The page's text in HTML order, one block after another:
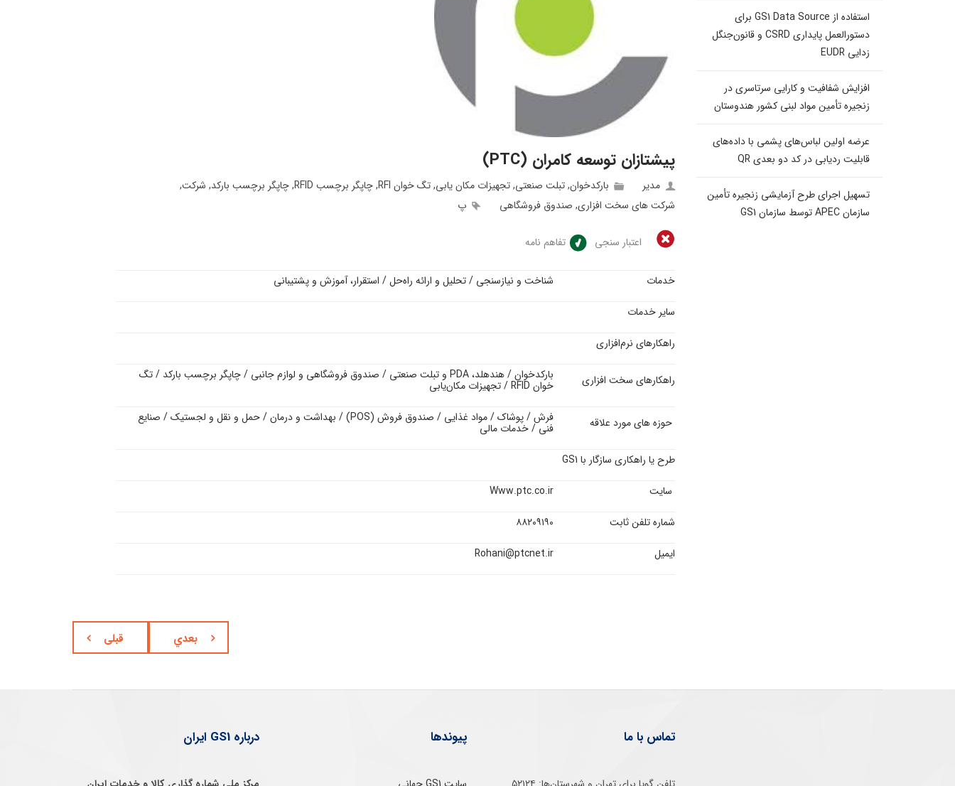
پیشتازان توسعه کامران (PTC)
مدیر بارکدخوان,تبلت صنعتی,تجهیزات مکان یابی,تگ خوان RFI ,چاپگر برچسب RFID ,چاپگر برچسب بارکد, شرکت,
شرکت های سخت افزاری, صندوق فروشگاهی پ
اعتبار سنجی تفاهم نامه
خدمات
شناخت و نیازسنجی / تحلیل و ارائه راه‌حل / استقرار، آموزش و پشتیبانی
سایر خدمات
راهکارهای نرم‌افزاری
راهکارهای سخت افزاری بارکدخوان / هندهلد، PDA و تبلت صنعتی / صندوق فروشگاهی و لوازم جانبی / چاپگر برچسب بارکد / تگ
خوان RFID / تجهیزات مکان‌یابی
حوزه های مورد علاقه فرش / پوشاک / مواد غذایی / صندوق فروش (POS) / بهداشت و درمان / حمل و نقل و لجستیک / صنایع
فنی / خدمات مالی
طرح یا راهکاری سازگار با GS1
سایت
Www.ptc.co.ir
شماره تلفن ثابت
۸۸۲۰۹۱۹۰
ایمیل
Rohani@ptcnet.ir
قبلی بعدي
استفاده از GS1 Data Source برای
دستورالعمل پایداری CSRD و قانون‌جنگل
زدایی EUDR
افزایش شفافیت و کارایی سرتاسری در
زنجیره تأمین مواد لبنی کشور هندوستان
عرضه اولین لباس‌های پشمی با داده‌های
قابلیت ردیابی در کد دو بعدی QR
تسهیل اجرای طرح آزمایشی زنجیره تأمین
سازمان APEC توسط سازمان GS1
درباره GS1 ایران پیوندها تماس با ما